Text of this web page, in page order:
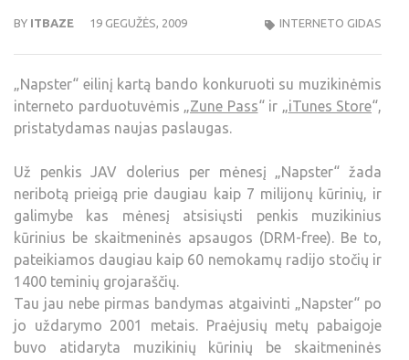
BY ITBAZE 19 GEGUŽĖS, 2009 INTERNETO GIDAS
„Napster“ eilinį kartą bando konkuruoti su muzikinėmis
interneto parduotuvėmis „Zune Pass“ ir „iTunes Store“,
pristatydamas naujas paslaugas.
Už penkis JAV dolerius per mėnesį „Napster“ žada
neribotą prieigą prie daugiau kaip 7 milijonų kūrinių, ir
galimybe kas mėnesį atsisiųsti penkis muzikinius
kūrinius be skaitmeninės apsaugos (DRM-free). Be to,
pateikiamos daugiau kaip 60 nemokamų radijo stočių ir
1400 teminių grojaraščių.
Tau jau nebe pirmas bandymas atgaivinti „Napster“ po
jo uždarymo 2001 metais. Praėjusių metų pabaigoje
buvo atidaryta muzikinių kūrinių be skaitmeninės